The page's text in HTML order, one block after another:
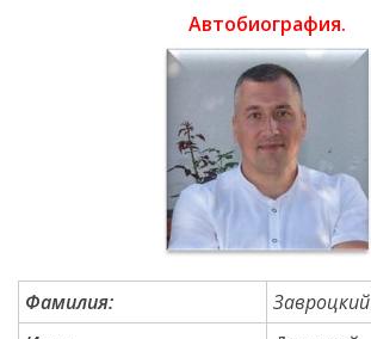
Investește
Biblioteca
Grădinițe
Детский/
Автобиография.
Фамилия:
Завроцкий